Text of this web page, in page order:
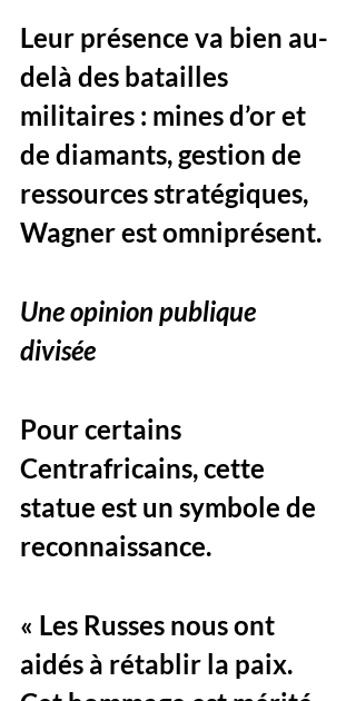
Leur présence va bien au-
delà des batailles
militaires : mines d’or et
de diamants, gestion de
ressources stratégiques,
Wagner est omniprésent.
Une opinion publique
divisée
Pour certains
Centrafricains, cette
statue est un symbole de
reconnaissance.
« Les Russes nous ont
aidés à rétablir la paix.